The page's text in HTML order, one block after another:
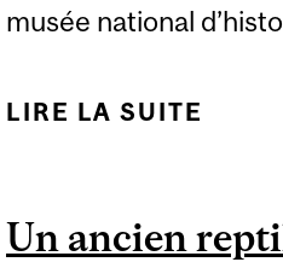
musée national
LIRE LA SUITE
Un ancien